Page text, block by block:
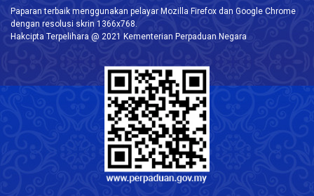
Paparan terbaik menggunakan pelayar Mozilla Firefox dan Google Chrome
dengan resolusi skrin 1366x768.
Hakcipta Terpelihara @ 2021 Kementerian Perpaduan Negara